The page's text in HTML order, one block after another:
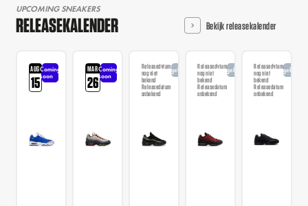
UPCOMING SNEAKERS
RELEASEKALENDER Bekijk releasekalender
AUG
15
Coming
soon
MAR
26
Coming
soon
Releasedatum
nog niet
bekend
Releasedatum
onbekend
AangekondigdReleasedatum
nog niet
bekend
Releasedatum
onbekend
AangekondigdReleasedatum
nog niet
bekend
Releasedatum
onbekend